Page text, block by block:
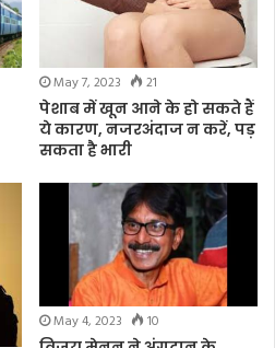
May 7, 2023
21
पेशाब में खून आने के हो सकते हैं
ये कारण, नजरअंदाज न करें, पड़
सकता है भारी
May 4, 2023
10